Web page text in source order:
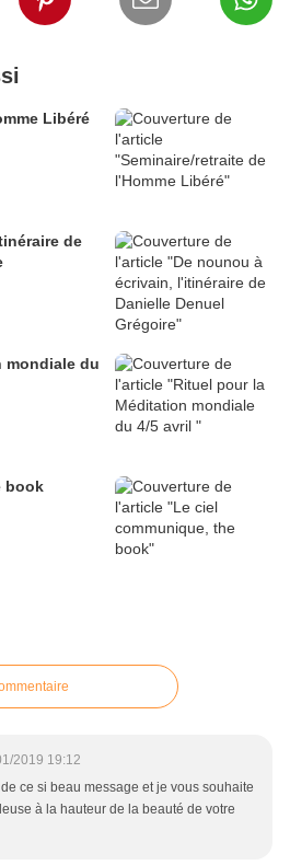
Libéré
de
mondiale du
book
2019 19:12
ce si beau message et je vous souhaite
à la hauteur de la beauté de votre